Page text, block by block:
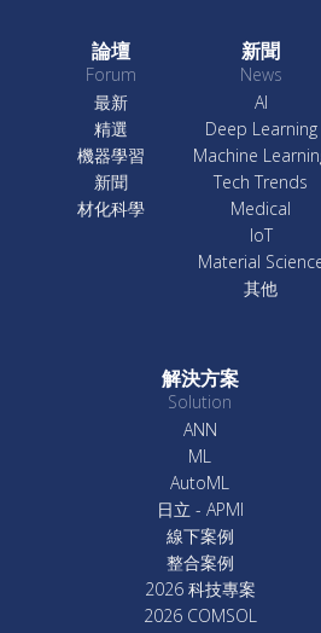
論壇
Forum
最新
精選
機器學習
新聞
材化科學
新聞
News
AI
Deep Learning
Machine
Tech Trends
Medical
IoT
Material
其他
解決方案
Solution
ANN
ML
AutoML
日立 - APMI
線下案例
整合案例
2026 科技專案
2026 COMSOL